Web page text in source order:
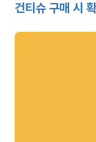
건티슈 구매 시